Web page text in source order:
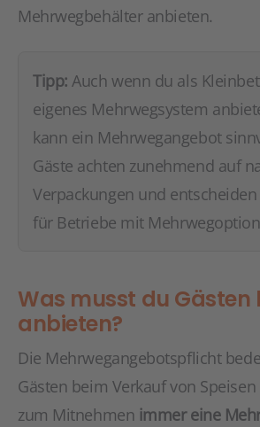
Mehrwegbehälter anbieten.
Tipp: Auch wenn du als
eigenes Mehrwegsystem
kann ein Mehrwegangebot
Gäste achten zunehmend auf
Verpackungen und
für Betriebe mit
Was musst du Gästen
anbieten?
Die Mehrwegangebotspflicht
Gästen beim Verkauf von
zum Mitnehmen immer eine